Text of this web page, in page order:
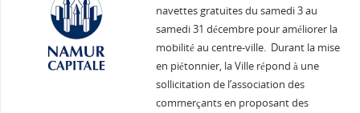
navettes gratuites du samedi 3 au
samedi 31 décembre pour améliorer la
mobilité au centre-ville. Durant la mise
en piétonnier, la Ville répond à une
sollicitation de l’association des
commerçants en proposant des